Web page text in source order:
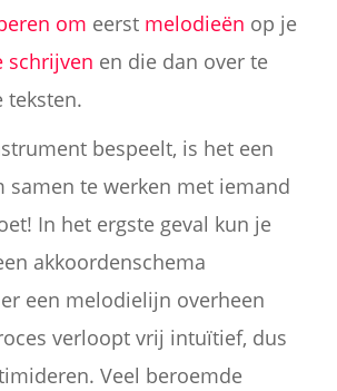
om eerst melodieën op je
schrijven en die dan over te
teksten.
bespeelt, is het een
samen te werken met iemand
In het ergste geval kun je
akkoordenschema
een melodielijn overheen
verloopt vrij intuïtief, dus
Veel beroemde